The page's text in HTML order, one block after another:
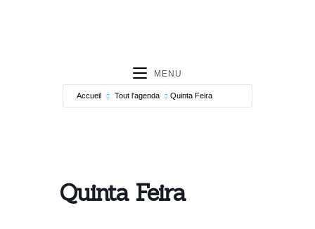
MENU
Accueil Tout l'agenda Quinta Feira
Quinta Feira